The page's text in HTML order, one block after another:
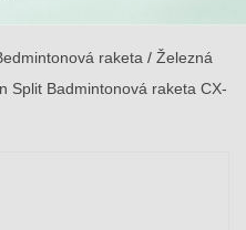
raketa / Železná
Split Badmintonová raketa CX-